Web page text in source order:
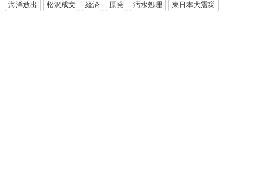
海洋放出 松沢成文 経済 原発 汚水処理 東日本大震災